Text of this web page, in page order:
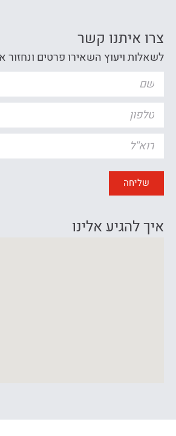
צרו איתנו קשר
לשאלות ויעוץ השאירו פרטים
שליחה
איך להגיע אלינו